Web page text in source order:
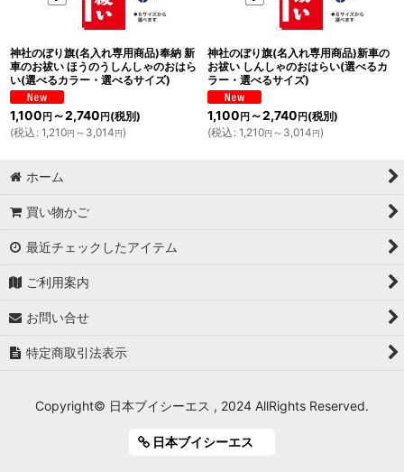
神社のぼり旗(名入れ専用商品)奉納 新
車のお祓い ほうのうしんしゃのおはら
い(選べるカラー・選べるサイズ)
1,100 円 ～2,740 円 (税別)
(税込 : 1,210円 ～3,014円)
神社のぼり旗(名入れ専用商品)新車の
お祓い しんしゃのおはらい(選べるカ
ラー・選べるサイズ)
1,100 円 ～2,740 円 (税別)
(税込 : 1,210円 ～3,014円)
ホーム
買い物かご
最近チェックしたアイテム
ご利用案内
お問い合せ
特定商取引法表示
Copyright© 日本ブイシーエス , 2024 AllRights Reserved.
日本ブイシーエス